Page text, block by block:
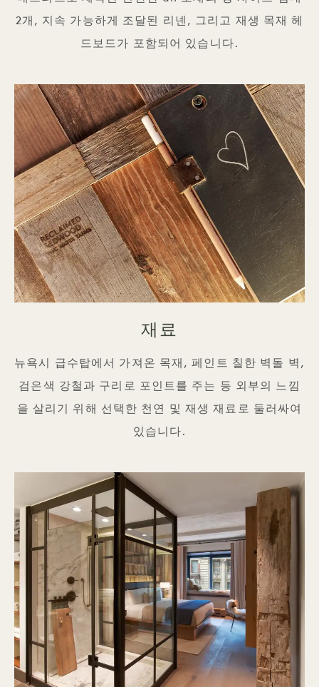
2개, 지속 가능하게 조달된 리넨, 그리고 재생 목재 헤
드보드가 포함되어 있습니다.
재료
뉴욕시 급수탑에서 가져온 목재, 페인트 칠한 벽돌 벽,
검은색 강철과 구리로 포인트를 주는 등 외부의 느낌
을 살리기 위해 선택한 천연 및 재생 재료로 둘러싸여
있습니다.